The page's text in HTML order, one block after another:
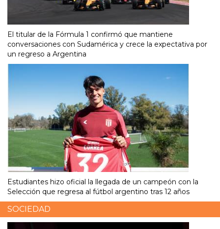
El titular de la Fórmula 1 confirmó que mantiene
conversaciones con Sudamérica y crece la expectativa por
un regreso a Argentina
Estudiantes hizo oficial la llegada de un campeón con la
Selección que regresa al fútbol argentino tras 12 años
SOCIEDAD